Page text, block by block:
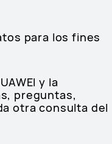
para los fines
y la
preguntas,
otra consulta del